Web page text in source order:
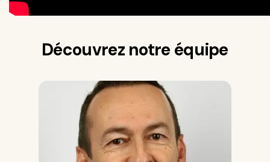
Découvrez notre équipe